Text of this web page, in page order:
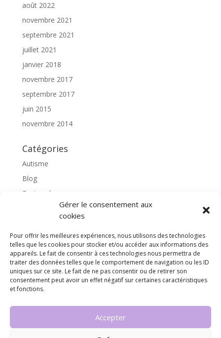
Gérer le consentement aux
cookies
Pour offrir les meilleures expériences, nous utilisons des technologies
telles que les cookies pour stocker et/ou accéder aux informations des
appareils. Le fait de consentir à ces technologies nous permettra de
traiter des données telles que le comportement de navigation ou les ID
uniques sur ce site. Le fait de ne pas consentir ou de retirer son
consentement peut avoir un effet négatif sur certaines caractéristiques
et fonctions.
Accepter
août 2022
novembre 2021
septembre 2021
juillet 2021
janvier 2018
novembre 2017
septembre 2017
juin 2015
novembre 2014
Catégories
Autisme
Blog
Featured
l'apprentissage scolaire
Non classé
partenaires
Poterie
rassemblons nos expériences